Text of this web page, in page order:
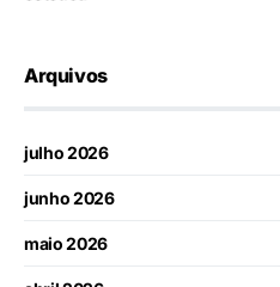
Arquivos
julho 2026
junho 2026
maio 2026